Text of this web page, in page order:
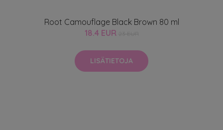
Root Camouflage Black Brown 80 ml
18.4 EUR
LISÄTIETOJA